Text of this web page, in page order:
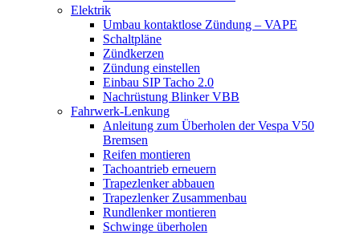
Elektrik
Umbau kontaktlose Zündung – VAPE
Schaltpläne
Zündkerzen
Zündung einstellen
Einbau SIP Tacho 2.0
Nachrüstung Blinker VBB
Fahrwerk-Lenkung
Anleitung zum Überholen der Vespa V50
Bremsen
Reifen montieren
Tachoantrieb erneuern
Trapezlenker abbauen
Trapezlenker Zusammenbau
Rundlenker montieren
Schwinge überholen